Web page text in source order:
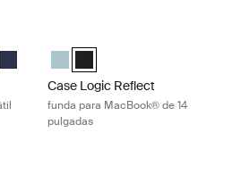
Sleeve Púrpura concentrado
Sleeve Rojo tenue (selected)
14" Laptop Sleeve Boulder Beige
14" Laptop Sleeve Negro
Reflect 14" Laptop Sleeve Pomelo Pink
Logic Reflect 14" Laptop Sleeve Grafito
Case Logic Reflect 14" Laptop Sleeve Dark
Case Logic Reflect 14"
Case Logic Reflect 14"
Case Logic Reflect
funda para MacBook® de 14
pulgadas